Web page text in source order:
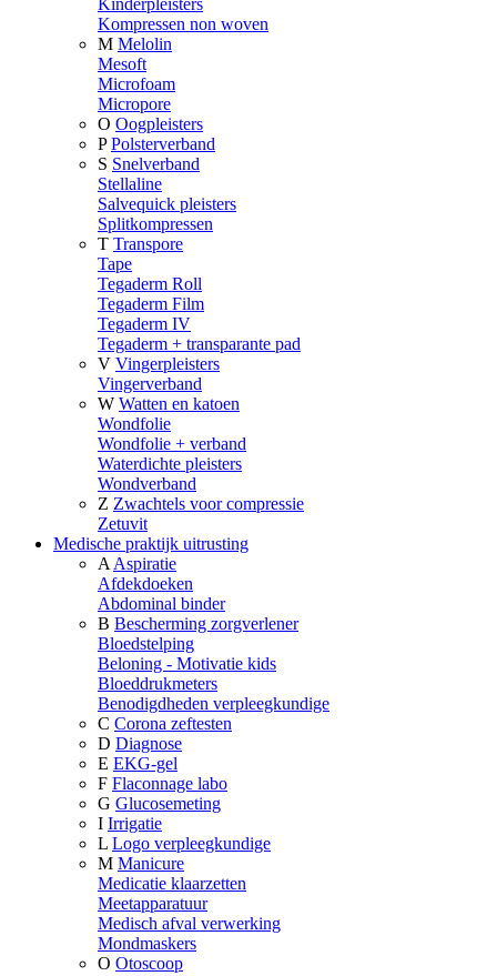
Kinderpleisters
Kompressen non woven
M Melolin
Mesoft
Microfoam
Micropore
O Oogpleisters
P Polsterverband
S Snelverband
Stellaline
Salvequick pleisters
Splitkompressen
T Transpore
Tape
Tegaderm Roll
Tegaderm Film
Tegaderm IV
Tegaderm + transparante pad
V Vingerpleisters
Vingerverband
W Watten en katoen
Wondfolie
Wondfolie + verband
Waterdichte pleisters
Wondverband
Z Zwachtels voor compressie
Zetuvit
Medische praktijk uitrusting
A Aspiratie
Afdekdoeken
Abdominal binder
B Bescherming zorgverlener
Bloedstelping
Beloning - Motivatie kids
Bloeddrukmeters
Benodigdheden verpleegkundige
C Corona zeftesten
D Diagnose
E EKG-gel
F Flaconnage labo
G Glucosemeting
I Irrigatie
L Logo verpleegkundige
M Manicure
Medicatie klaarzetten
Meetapparatuur
Medisch afval verwerking
Mondmaskers
O Otoscoop